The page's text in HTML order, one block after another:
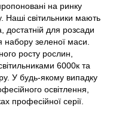
на ринку
Наші світильники мають
достатній для розсади
набору зеленої маси.
росту рослин,
6000к та
У будь-якому випадку
освітлення,
професійної серії.